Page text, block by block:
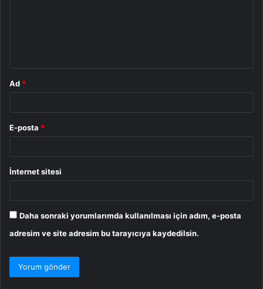
Ad *
E-posta *
İnternet sitesi
Daha sonraki yorumlarımda kullanılması için adım, e-posta
adresim ve site adresim bu tarayıcıya kaydedilsin.